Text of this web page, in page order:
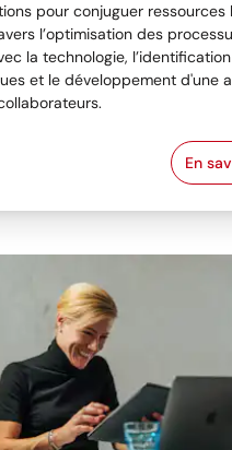
pour conjuguer ressources
l’optimisation des
la technologie,
et le développement d'une
En